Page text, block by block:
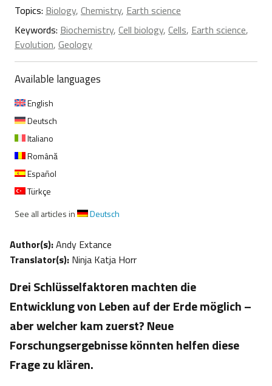
Topics: Biology, Chemistry, Earth science
Keywords: Biochemistry, Cell biology, Cells, Earth science,
Evolution, Geology
Available languages
English
Deutsch
Italiano
Română
Español
Türkçe
See all articles in
Deutsch
Author(s):Andy Extance
Translator(s): Ninja Katja Horr
Drei Schlüsselfaktoren machten die
Entwicklung von Leben auf der Erde möglich –
aber welcher kam zuerst? Neue
Forschungsergebnisse könnten helfen diese
Frage zu klären.